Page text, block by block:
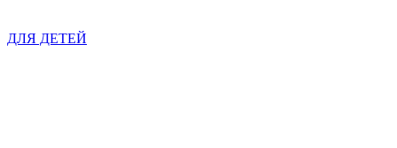
ДЛЯ ДЕТЕЙ